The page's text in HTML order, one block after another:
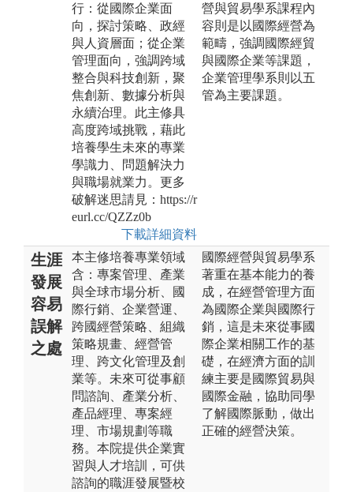
行：從國際企業面
向，探討策略、政經
與人資層面；從企業
管理面向，強調跨域
整合與科技創新，聚
焦創新、數據分析與
永續治理。此主修具
高度跨域挑戰，藉此
培養學生未來的專業
學識力、問題解決力
與職場就業力。更多
破解迷思請見：https://r
eurl.cc/QZZz0b
下載詳細資料
營與貿易學系課程內
容則是以國際經營為
範疇，強調國際經貿
與國際企業等課題，
企業管理學系則以五
管為主要課題。
生涯
發展
容易
誤解
之處
本主修培養專業領域
含：專案管理、產業
與全球市場分析、國
際行銷、企業營運、
跨國經營策略、組織
策略規畫、經營管
理、跨文化管理及創
業等。未來可從事顧
問諮詢、產業分析、
產品經理、專案經
理、市場規劃等職
務。本院提供企業實
習與人才培訓，可供
諮詢的職涯發展暨校
國際經營與貿易學系
著重在基本能力的養
成，在經營管理方面
為國際企業與國際行
銷，這是未來從事國
際企業相關工作的基
礎，在經濟方面的訓
練主要是國際貿易與
國際金融，協助同學
了解國際脈動，做出
正確的經營決策。